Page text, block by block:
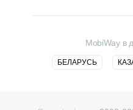
MobiWay в
БЕЛАРУСЬ